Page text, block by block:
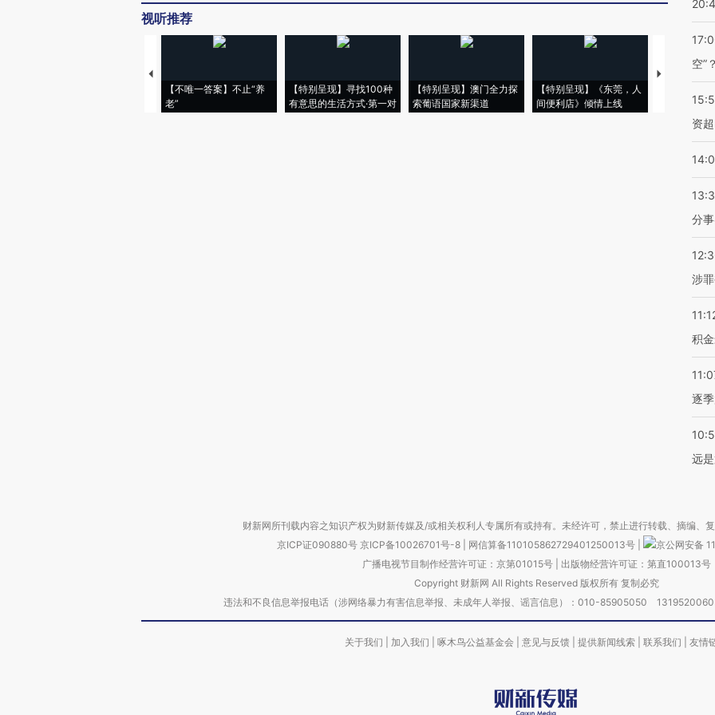
视听推荐
【不唯一答案】不止“养
老”
【特别呈现】寻找100种
有意思的生活方式·第一对
【特别呈现】澳门全力探
索葡语国家新渠道
【特别呈现】《东莞，人
间便利店》倾情上线
【推广】走
空”
资
分
涉
积
逐
远
财新网所刊载内容之知识产权为财新传媒及/或相关权利人专属所有或持有。未经许可，禁止进行转载、摘编、
京ICP证090880号 京ICP备10026701号-8 网信算备110105862729401250013号
京公网安备
广播电视节目制作经营许可证：京第01015号| 出版物经营许可证：第直100013号
Copyright 财新网 All Rights Reserved 版权所有 复制必究
违法和不良信息举报电话（涉网络暴力有害信息举报、未成年人举报、谣言信息）：010-85905050
关于我们 加入我们 啄木鸟公益基金会 意见与反馈 提供新闻线索 联系我们 友情